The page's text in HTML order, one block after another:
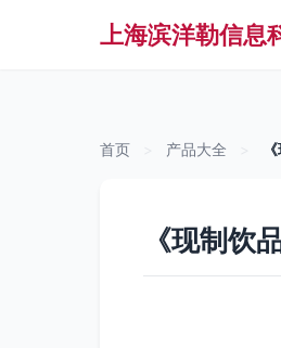
上海滨洋勒信息
首页 产品大全
《现制饮